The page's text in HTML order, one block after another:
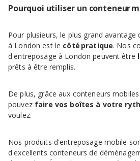
Pourquoi utiliser un conteneur
Pour plusieurs, le plus grand avantage
à London est le côté pratique. Nos
d'entreposage à London peuvent être
prêts à être remplis.
De plus, grâce aux conteneurs
pouvez faire vos boîtes à votre
voulez.
Nos produits d'entreposage mobile
d'excellents conteneurs de